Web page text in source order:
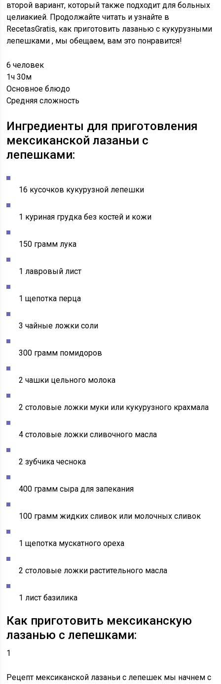
второй вариант, который также подходит для больных
целиакией. Продолжайте читать и узнайте в
RecetasGratis, как приготовить лазанью с кукурузными
лепешками , мы обещаем, вам это понравится!
6 человек
1ч 30м
Основное блюдо
Средняя сложность
Ингредиенты для приготовления
мексиканской лазаньи с
лепешками:
16 кусочков кукурузной лепешки
1 куриная грудка без костей и кожи
150 грамм лука
1 лавровый лист
1 щепотка перца
3 чайные ложки соли
300 грамм помидоров
2 чашки цельного молока
2 столовые ложки муки или кукурузного крахмала
4 столовые ложки сливочного масла
2 зубчика чеснока
400 грамм сыра для запекания
100 грамм жидких сливок или молочных сливок
1 щепотка мускатного ореха
2 столовые ложки растительного масла
1 лист базилика
Как приготовить мексиканскую
лазанью с лепешками:
1
Рецепт мексиканской лазаньи с лепешек мы начнем с